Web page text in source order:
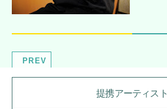
PREV
提携アーティスト